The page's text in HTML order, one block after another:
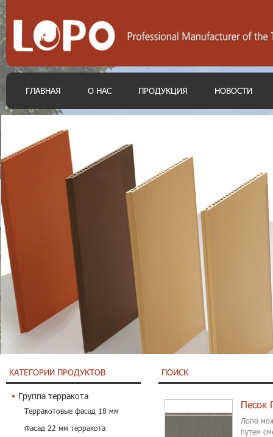
ГЛАВНАЯ О НАС ПРОДУКЦИЯ НОВОСТИ
КАТЕГОРИИ ПРОДУКТОВ
Группа терракота
Терракотовые фасад 18 мм
Фасад 22 мм терракота
ПОИСК
Лопо
путем